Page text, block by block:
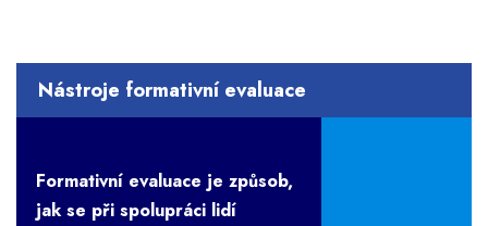
Nástroje formativní evaluace
Formativní evaluace je způsob,
jak se při spolupráci lidí